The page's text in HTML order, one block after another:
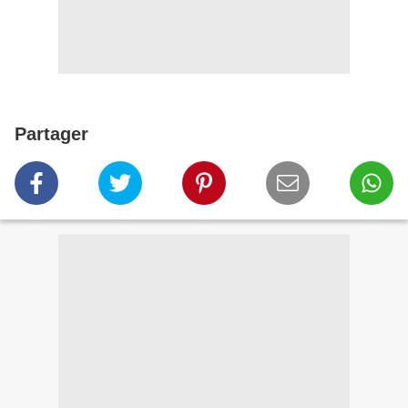
Partager